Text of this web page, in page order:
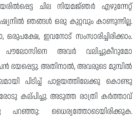
ചില നിയമജ്‌ഞർ എഴുന്നേറ്റ്
ഞങ്ങൾ ഒരു കുറ്റവും കാണുന്നില്ല.
ഇവനോട് സംസാരിച്ചിരിക്കാം.
പൗലോസിനെ അവർ വലിച്ചുകീറുമോ
ഭയപ്പെട്ടു. അതിനാൽ, അവരുടെ മുമ്പിൽ
പിടിച്ച് പാളയത്തിലേക്കു കൊണ്ടു
കല്‌പിച്ചു. അടുത്ത രാത്രി കർത്താവ്
പറഞ്ഞു: ധൈര്യത്തോടെയിരിക്കുക.